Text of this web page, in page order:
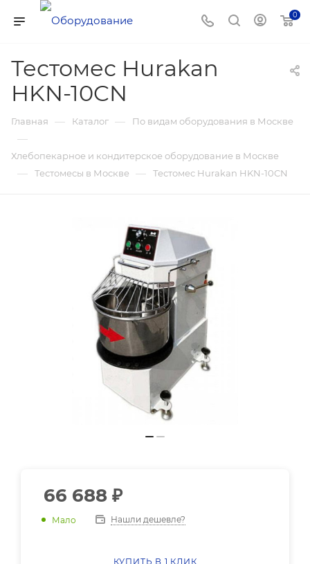
0
Тестомес Hurakan
HKN-10CN
Главная — Каталог — По видам оборудования в Москве
—
Хлебопекарное и кондитерское оборудование в Москве
— Тестомесы в Москве — Тестомес Hurakan HKN-10CN
66 688 ₽
Мало Нашли дешевле?
КУПИТЬ В 1 КЛИК